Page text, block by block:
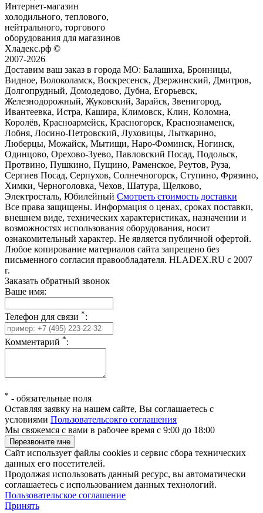
Интернет-магазин
холодильного, теплового,
нейтрального, торгового
оборудования для магазинов
Хладекс.рф ©
2007-2026
Доставим ваш заказ в города МО: Балашиха, Бронницы,
Видное, Волоколамск, Воскресенск, Дзержинский, Дмитров,
Долгопрудный, Домодедово, Дубна, Егорьевск,
Железнодорожный, Жуковский, Зарайск, Звенигород,
Ивантеевка, Истра, Кашира, Климовск, Клин, Коломна,
Королёв, Красноармейск, Красногорск, Краснознаменск,
Лобня, Лосино-Петровский, Луховицы, Лыткарино,
Люберцы, Можайск, Мытищи, Наро-Фоминск, Ногинск,
Одинцово, Орехово-Зуево, Павловский Посад, Подольск,
Протвино, Пушкино, Пущино, Раменское, Реутов, Руза,
Сергиев Посад, Серпухов, Солнечногорск, Ступино, Фрязино,
Химки, Черноголовка, Чехов, Шатура, Щелково,
Электросталь, Юбилейный Смотреть стоимость доставки
Все права защищены. Информация о ценах, сроках поставки,
внешнем виде, технических характеристиках, назначении и
возможностях использования оборудования, носит
ознакомительный характер. Не является публичной офертой.
Любое копирование материалов сайта запрещено без
письменного согласия правообладателя. HLADEX.RU c 2007
г.
Заказать обратный звонок
Ваше имя:
Телефон для связи *:
Комментарий *:
* - обязательные поля
Оставляя заявку на нашем сайте, Вы соглашаетесь с
условиями Пользовательсокго соглашения
Мы свяжемся с вами в рабочее время с 9:00 до 18:00
Сайт использует файлы cookies и сервис сбора технических
данных его посетителей.
Продолжая использовать данный ресурс, вы автоматически
соглашаетесь с использованием данных технологий.
Пользовательское соглашение
Принять